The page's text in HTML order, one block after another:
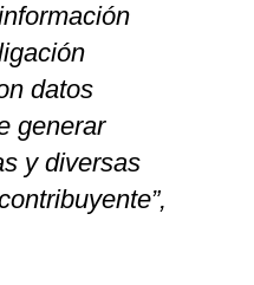
datos
generar
y diversas